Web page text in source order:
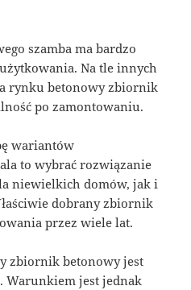
szamba ma bardzo
Na tle innych
rynku betonowy zbiornik
po zamontowaniu.
wariantów
to wybrać rozwiązanie
niewielkich domów, jak i
dobrany zbiornik
przez wiele lat.
zbiornik betonowy jest
Warunkiem jest jednak